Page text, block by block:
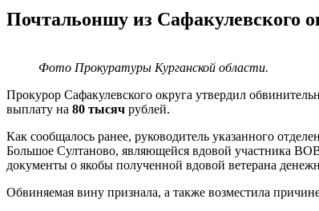
Почтальоншу из Сафакулевского
Фото Прокуратуры Курганской области.
Прокурор Сафакулевского округа утвердил
выплату на 80 тысяч рублей.
Как сообщалось ранее, руководитель указанного
Большое Султаново, являющейся вдовой участника
документы о якобы полученной вдовой ветерана
Обвиняемая вину признала, а также возместила